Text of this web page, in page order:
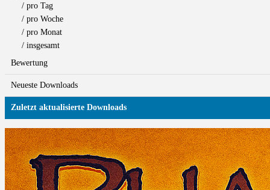
/ pro Tag
/ pro Woche
/ pro Monat
/ insgesamt
Bewertung
Neueste Downloads
Zuletzt aktualisierte Downloads